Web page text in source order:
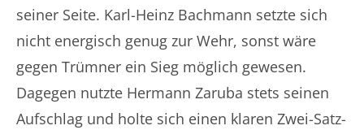
seiner Seite. Karl-Heinz Bachmann setzte sich
nicht energisch genug zur Wehr, sonst wäre
gegen Trümner ein Sieg möglich gewesen.
Dagegen nutzte Hermann Zaruba stets seinen
Aufschlag und holte sich einen klaren Zwei-Satz-